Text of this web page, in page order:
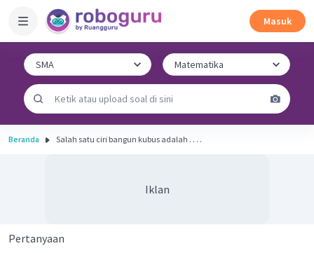
Masuk
Beranda Salah satu ciri bangun kubus adalah . . . .
Iklan
Pertanyaan